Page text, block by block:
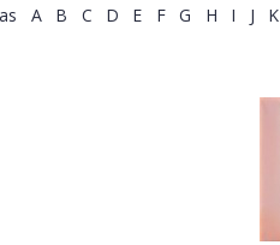
A B C D E F G H I J K